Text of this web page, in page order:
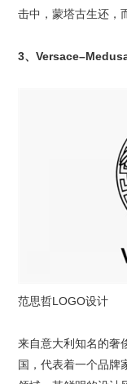
击中，蒙塔古生还，
3、
范思哲LOGO设计
来自意大利知名的奢
国，代表着一个品牌